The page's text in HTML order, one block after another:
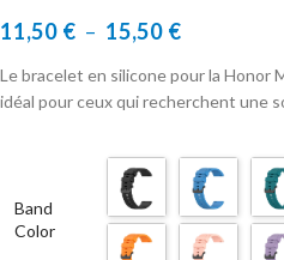
11,50 € – 15,50 €
Le bracelet en silicone pour la Honor
idéal pour ceux qui recherchent une
Band
Color